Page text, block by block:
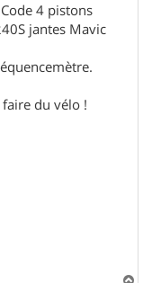
4 pistons
jantes Mavic
du vélo !